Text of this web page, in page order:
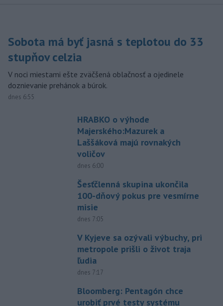
Sobota má byť jasná s teplotou do 33
stupňov celzia
V noci miestami ešte zväčšená oblačnosť a ojedinele
doznievanie prehánok a búrok.
dnes 6:55
HRABKO o výhode
Majerského:Mazurek a
Laššáková majú rovnakých
voličov
dnes 6:00
Šesťčlenná skupina ukončila
100-dňový pokus pre vesmírne
misie
dnes 7:05
V Kyjeve sa ozývali výbuchy, pri
metropole prišli o život traja
ľudia
dnes 7:17
Bloomberg: Pentagón chce
urobiť prvé testy systému